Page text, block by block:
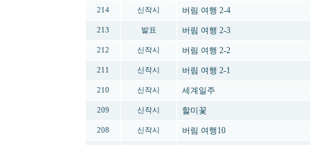
214 신작시 버림 여행 2-4
213 발표 버림 여행 2-3
212 신작시 버림 여행 2-2
211 신작시 버림 여행 2-1
210 신작시 세계일주
209 신작시 할미꽃
208 신작시 버림 여행10